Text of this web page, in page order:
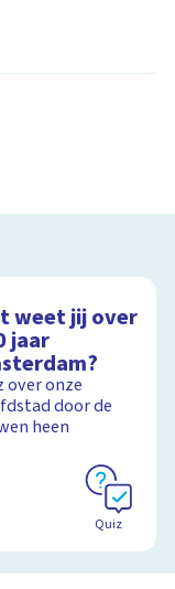
weet jij over
jaar
over onze
door de
heen
Quiz